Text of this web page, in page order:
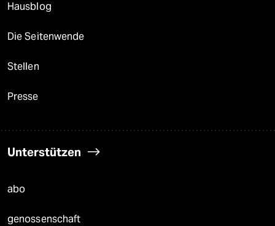
Hausblog
Die Seitenwende
Stellen
Presse
Unterstützen
abo
genossenschaft